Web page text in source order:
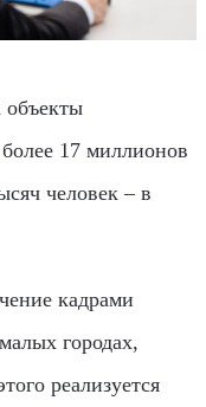
объекты
17 миллионов
человек – в
кадрами
городах,
реализуется